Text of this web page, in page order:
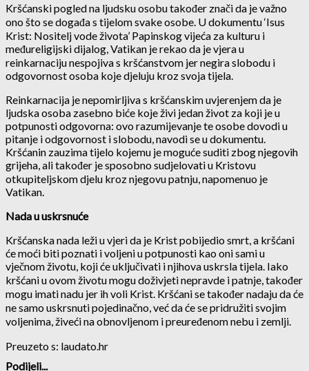
Kršćanski pogled na ljudsku osobu također znači da je važno
ono što se događa s tijelom svake osobe. U dokumentu ‘Isus
Krist: Nositelj vode života’ Papinskog vijeća za kulturu i
međureligijski dijalog, Vatikan je rekao da je vjera u
reinkarnaciju nespojiva s kršćanstvom jer negira slobodu i
odgovornost osoba koje djeluju kroz svoja tijela.
Reinkarnacija je nepomirljiva s kršćanskim uvjerenjem da je
ljudska osoba zasebno biće koje živi jedan život za koji je u
potpunosti odgovorna: ovo razumijevanje te osobe dovodi u
pitanje i odgovornost i slobodu, navodi se u dokumentu.
Kršćanin zauzima tijelo kojemu je moguće suditi zbog njegovih
grijeha, ali također je sposobno sudjelovati u Kristovu
otkupiteljskom djelu kroz njegovu patnju, napomenuo je
Vatikan.
Nada u uskrsnuće
Kršćanska nada leži u vjeri da je Krist pobijedio smrt, a kršćani
će moći biti poznati i voljeni u potpunosti kao oni sami u
vječnom životu, koji će uključivati ​​i njihova uskrsla tijela. Iako
kršćani u ovom životu mogu doživjeti nepravde i patnje, također
mogu imati nadu jer ih voli Krist. Kršćani se također nadaju da će
ne samo uskrsnuti pojedinačno, već da će se pridružiti svojim
voljenima, živeći na obnovljenom i preuređenom nebu i zemlji.
Preuzeto s: laudato.hr
Podijeli...